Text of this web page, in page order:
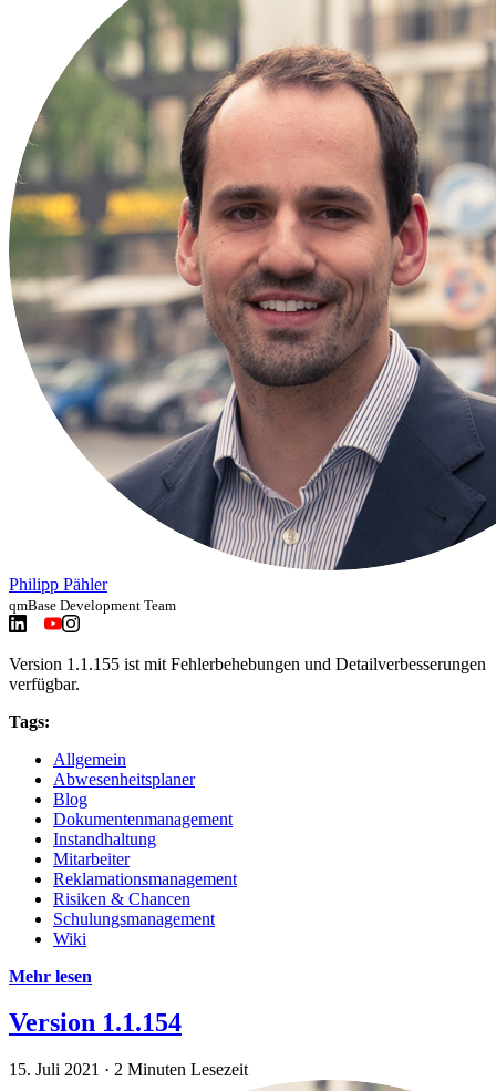
Philipp Pähler
qmBase Development Team
Version 1.1.155 ist mit Fehlerbehebungen und Detailverbesserungen
verfügbar.
Tags:
Allgemein
Abwesenheitsplaner
Blog
Dokumentenmanagement
Instandhaltung
Mitarbeiter
Reklamationsmanagement
Risiken & Chancen
Schulungsmanagement
Wiki
Mehr lesen
Version 1.1.154
15. Juli 2021 · 2 Minuten Lesezeit